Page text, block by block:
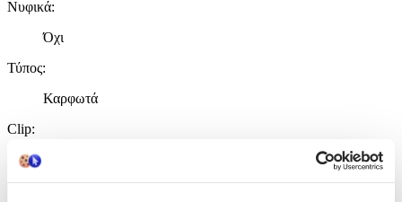
Νυφικά:
Όχι
Τύπος:
Καρφωτά
Clip: